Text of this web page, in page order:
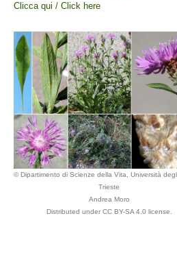
Clicca qui / Click here
© Dipartimento di Scienze della Vita, Università
Trieste
Andrea Moro
Distributed under CC BY-SA 4.0 license.